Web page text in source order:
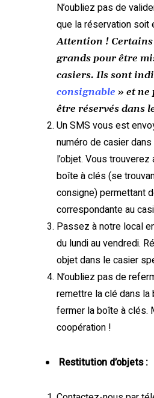
N’oubliez pas de
que la réservation soit
Attention !
grands pour être
casiers. Ils sont
consignable » et ne
être réservés dans
Un SMS vous est
numéro de casier
l’objet. Vous
boîte à clés (se
consigne) permettant
correspondante au
Passez à notre local
du lundi au vendredi.
objet dans le casier
N’oubliez pas de
remettre la clé dans
fermer la boîte à clés.
coopération !
Restitution d’objets :